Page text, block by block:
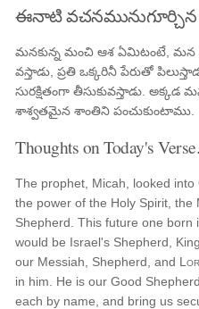
ఈనాటి వచనమునుగూర్చిన
మనకున్న మంచి ఆశ ఏమిటంటే, మన
వస్తాడు, ప్రతి ఒక్కరినీ పేరుతో
సురక్షితంగా తీసుకువస్తాడు.
శాశ్వతమైన శాంతిని పంచుకుంటాము.
Thoughts on Today's
The prophet, Micah, looked
the power of the Holy Spirit,
Shepherd. This future one born
would be Israel's Shepherd,
our Messiah, Shepherd, and
in him. He is our Good
each by name, and bring us